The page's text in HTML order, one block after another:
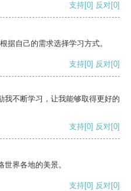
支持[0] 反对[0]
据自己的需求选择学习方式。
支持[0] 反对[0]
我不断学习，让我能够取得更好的
支持[0] 反对[0]
界各地的美景。
支持[0] 反对[0]